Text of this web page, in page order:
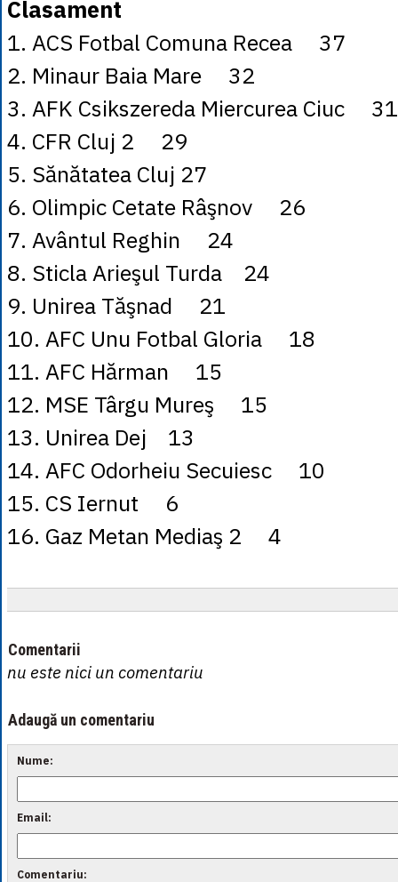
Clasament
1. ACS Fotbal Comuna Recea 37
2. Minaur Baia Mare 32
3. AFK Csikszereda Miercurea Ciuc 31
4. CFR Cluj 2 29
5. Sănătatea Cluj 27
6. Olimpic Cetate Râşnov 26
7. Avântul Reghin 24
8. Sticla Arieşul Turda 24
9. Unirea Tăşnad 21
10. AFC Unu Fotbal Gloria 18
11. AFC Hărman 15
12. MSE Târgu Mureş 15
13. Unirea Dej 13
14. AFC Odorheiu Secuiesc 10
15. CS Iernut 6
16. Gaz Metan Mediaş 2 4
Comentarii
nu este nici un comentariu
Adaugă un comentariu
Nume:
Email:
Comentariu: